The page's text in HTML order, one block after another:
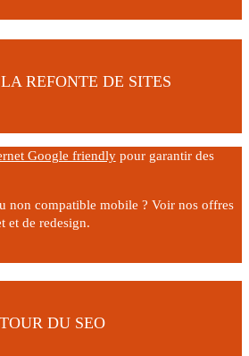
REFONTE DE SITES
Google friendlypour garantir des
non compatible mobile ? Voir nos offres
et de redesign.
DU SEO